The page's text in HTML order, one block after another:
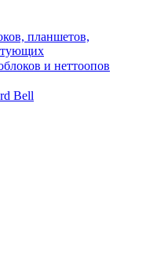
планшетов,
и неттоопов
Bell